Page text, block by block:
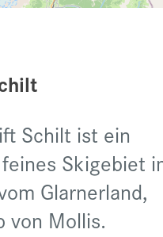
Schilt ist ein
Skigebiet
Glarnerland,
von Mollis.